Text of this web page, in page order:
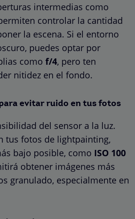
intermedias como
controlar la cantidad
la escena. Si el entorno
puedes optar por
como f/4, pero ten
nitidez en el fondo.
evitar ruido en tus fotos
del sensor a la luz.
tus fotos de lightpainting,
bajo posible, como ISO 100
obtener imágenes más
granulado, especialmente en